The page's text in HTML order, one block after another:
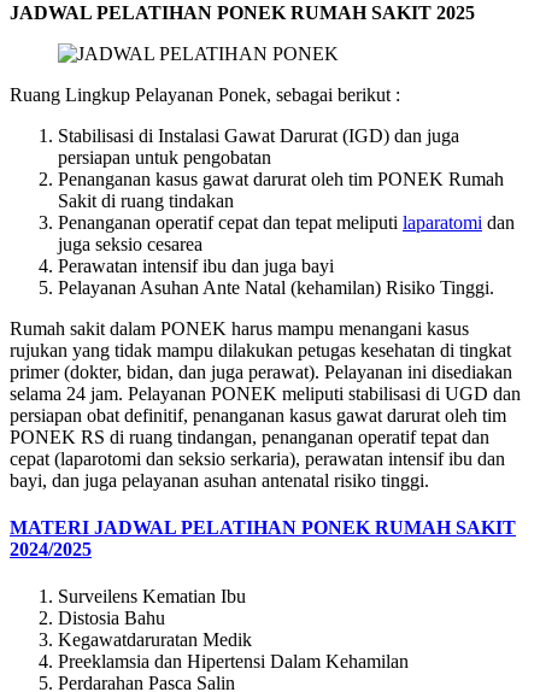
JADWAL PELATIHAN PONEK RUMAH SAKIT 2025
Ruang Lingkup Pelayanan Ponek, sebagai berikut :
Stabilisasi di Instalasi Gawat Darurat (IGD) dan juga
persiapan untuk pengobatan
Penanganan kasus gawat darurat oleh tim PONEK Rumah
Sakit di ruang tindakan
Penanganan operatif cepat dan tepat meliputi laparatomi dan
juga seksio cesarea
Perawatan intensif ibu dan juga bayi
Pelayanan Asuhan Ante Natal (kehamilan) Risiko Tinggi.
Rumah sakit dalam PONEK harus mampu menangani kasus
rujukan yang tidak mampu dilakukan petugas kesehatan di tingkat
primer (dokter, bidan, dan juga perawat). Pelayanan ini disediakan
selama 24 jam. Pelayanan PONEK meliputi stabilisasi di UGD dan
persiapan obat definitif, penanganan kasus gawat darurat oleh tim
PONEK RS di ruang tindangan, penanganan operatif tepat dan
cepat (laparotomi dan seksio serkaria), perawatan intensif ibu dan
bayi, dan juga pelayanan asuhan antenatal risiko tinggi.
MATERI JADWAL PELATIHAN PONEK RUMAH SAKIT
2024/2025
Surveilens Kematian Ibu
Distosia Bahu
Kegawatdaruratan Medik
Preeklamsia dan Hipertensi Dalam Kehamilan
Perdarahan Pasca Salin